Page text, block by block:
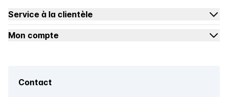
Service à la clientèle
Mon compte
Contact